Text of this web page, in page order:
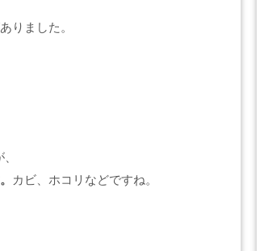
りました。
カビ、ホコリなどですね。